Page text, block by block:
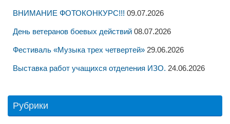
ВНИМАНИЕ ФОТОКОНКУРС!!! 09.07.2026
День ветеранов боевых действий 08.07.2026
Фестиваль «Музыка трех четвертей» 29.06.2026
Выставка работ учащихся отделения ИЗО. 24.06.2026
Рубрики